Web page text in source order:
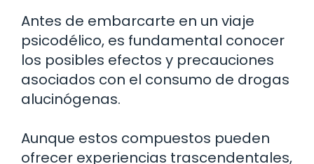
Antes de embarcarte en un viaje
psicodélico, es fundamental conocer
los posibles efectos y precauciones
asociados con el consumo de drogas
alucinógenas.
Aunque estos compuestos pueden
ofrecer experiencias trascendentales,